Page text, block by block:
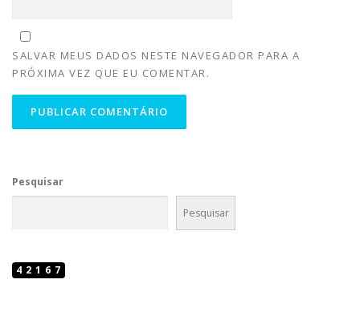
SALVAR MEUS DADOS NESTE NAVEGADOR PARA A
PRÓXIMA VEZ QUE EU COMENTAR.
Pesquisar
Pesquisar
42167